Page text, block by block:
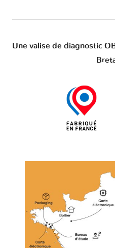
Une valise de diagnostic